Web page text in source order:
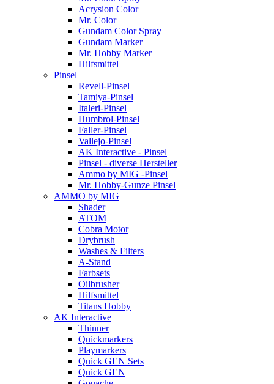
Acrysion Color
Mr. Color
Gundam Color Spray
Gundam Marker
Mr. Hobby Marker
Hilfsmittel
Pinsel
Revell-Pinsel
Tamiya-Pinsel
Italeri-Pinsel
Humbrol-Pinsel
Faller-Pinsel
Vallejo-Pinsel
AK Interactive - Pinsel
Pinsel - diverse Hersteller
Ammo by MIG -Pinsel
Mr. Hobby-Gunze Pinsel
AMMO by MIG
Shader
ATOM
Cobra Motor
Drybrush
Washes & Filters
A-Stand
Farbsets
Oilbrusher
Hilfsmittel
Titans Hobby
AK Interactive
Thinner
Quickmarkers
Playmarkers
Quick GEN Sets
Quick GEN